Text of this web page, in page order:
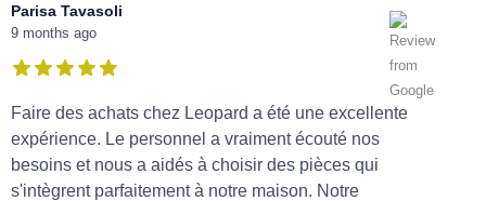
Parisa Tavasoli
9 months ago
Faire des achats chez Leopard a été une excellente
expérience. Le personnel a vraiment écouté nos
besoins et nous a aidés à choisir des pièces qui
s'intègrent parfaitement à notre maison. Notre